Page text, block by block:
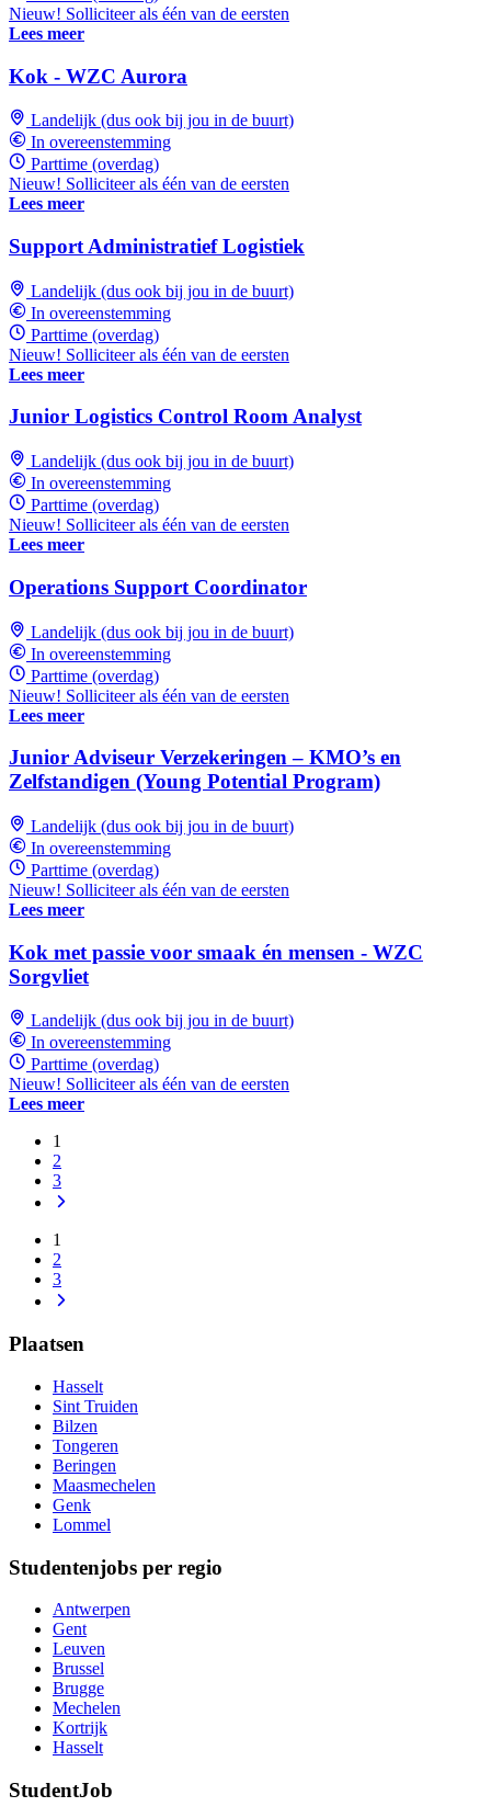
Nieuw! Solliciteer als één van de eersten
Lees meer
Kok - WZC Aurora
Landelijk (dus ook bij jou in de buurt)
In overeenstemming
Parttime (overdag)
Nieuw! Solliciteer als één van de eersten
Lees meer
Support Administratief Logistiek
Landelijk (dus ook bij jou in de buurt)
In overeenstemming
Parttime (overdag)
Nieuw! Solliciteer als één van de eersten
Lees meer
Junior Logistics Control Room Analyst
Landelijk (dus ook bij jou in de buurt)
In overeenstemming
Parttime (overdag)
Nieuw! Solliciteer als één van de eersten
Lees meer
Operations Support Coordinator
Landelijk (dus ook bij jou in de buurt)
In overeenstemming
Parttime (overdag)
Nieuw! Solliciteer als één van de eersten
Lees meer
Junior Adviseur Verzekeringen – KMO’s en
Zelfstandigen (Young Potential Program)
Landelijk (dus ook bij jou in de buurt)
In overeenstemming
Parttime (overdag)
Nieuw! Solliciteer als één van de eersten
Lees meer
Kok met passie voor smaak én mensen - WZC
Sorgvliet
Landelijk (dus ook bij jou in de buurt)
In overeenstemming
Parttime (overdag)
Nieuw! Solliciteer als één van de eersten
Lees meer
1
2
3
1
2
3
Plaatsen
Hasselt
Sint Truiden
Bilzen
Tongeren
Beringen
Maasmechelen
Genk
Lommel
Studentenjobs per regio
Antwerpen
Gent
Leuven
Brussel
Brugge
Mechelen
Kortrijk
Hasselt
StudentJob